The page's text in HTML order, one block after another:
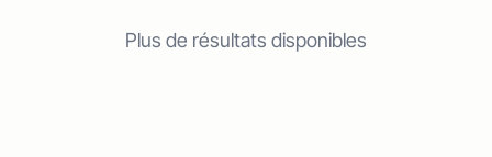
Plus de résultats disponibles